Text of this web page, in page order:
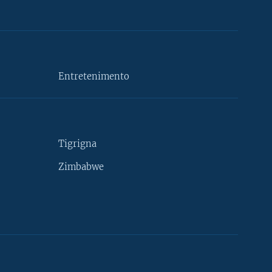
Entretenimento
Tigrigna
Zimbabwe